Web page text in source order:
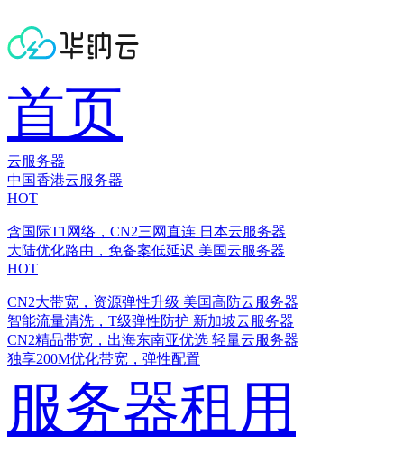
首页
云服务器
中国香港云服务器
HOT
含国际T1网络，CN2三网直连 日本云服务器
大陆优化路由，免备案低延迟 美国云服务器
HOT
CN2大带宽，资源弹性升级 美国高防云服务器
智能流量清洗，T级弹性防护 新加坡云服务器
CN2精品带宽，出海东南亚优选 轻量云服务器
独享200M优化带宽，弹性配置
服务器租用